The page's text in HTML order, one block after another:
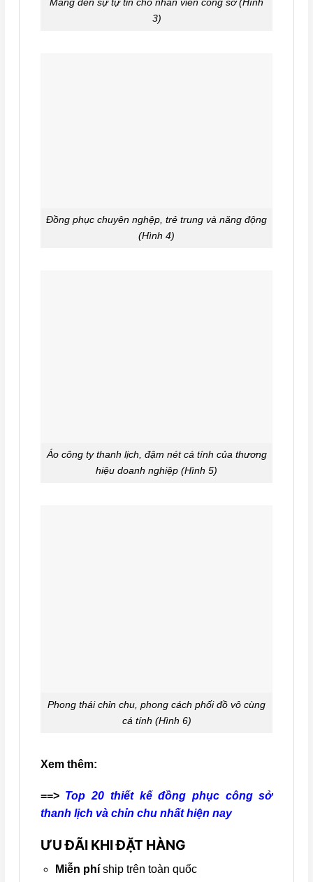
3)
Đồng phục chuyên nghệp, trẻ trung và năng động
(Hình 4)
Áo công ty thanh lịch, đậm nét cá tính của thương
hiệu doanh nghiệp (Hình 5)
Phong thái chỉn chu, phong cách phối đồ vô cùng
cá tính (Hình 6)
Xem thêm:
==> Top 20 thiết kế đồng phục công sở
thanh lịch và chỉn chu nhất hiện nay
ƯU ĐÃI KHI ĐẶT HÀNG
Miễn phíship trên toàn quốc